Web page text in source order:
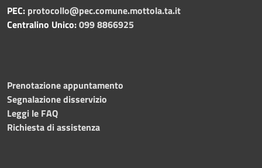
PEC: protocollo@pec.comune.mottola.ta.it
Centralino Unico:099 8866925
Prenotazione appuntamento
Segnalazione disservizio
Leggi le FAQ
Richiesta di assistenza